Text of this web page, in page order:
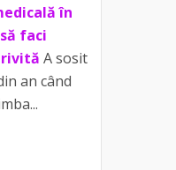
în
faci
A sosit
an când